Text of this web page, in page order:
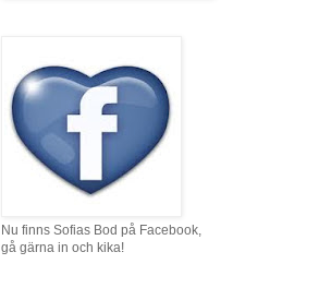
Nu finns Sofias Bod på Facebook,
gå gärna in och kika!